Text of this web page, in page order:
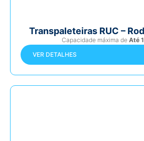
Transpaleteiras RUC –
Capacidade máxima de Até
VER DETALHES